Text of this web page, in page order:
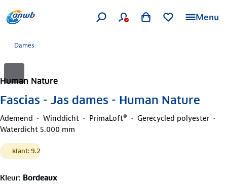
Menu
Dames
Human Nature
Fascias - Jas dames - Human Nature
Ademend Winddicht PrimaLoft®
Gerecycled polyester
Waterdicht 5.000 mm
klant: 9.2
Kleur: Bordeaux